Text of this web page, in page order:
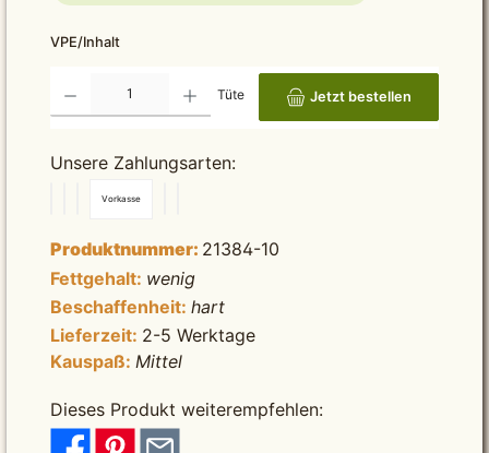
VPE/Inhaltauswählen
Produkt Anzahl: Gib den gewünschten Wert ein oder benutze die Schaltflächen um die
Tüte Jetzt bestellen
Unsere Zahlungsarten:
Vorkasse
Produktnummer: 21384-10
Fettgehalt: wenig
Beschaffenheit: hart
Lieferzeit: 2-5 Werktage
Kauspaß: Mittel
Dieses Produkt weiterempfehlen: